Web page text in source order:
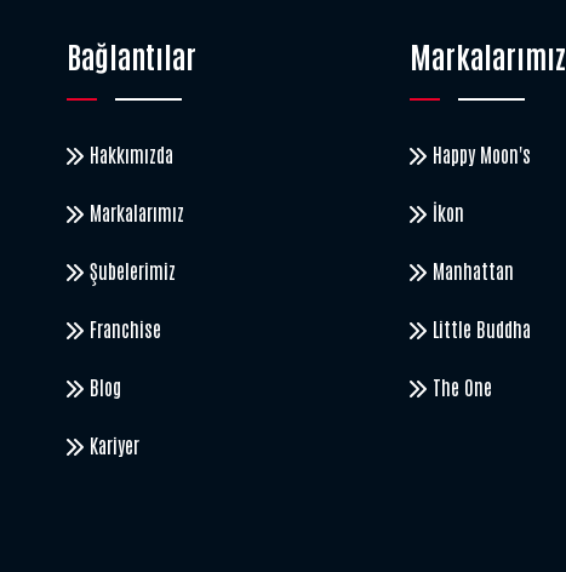
Bağlantılar
Hakkımızda
Markalarımız
Şubelerimiz
Franchise
Blog
Kariyer
Markalarımız
Happy Moon's
İkon
Manhattan
Little Buddha
The One